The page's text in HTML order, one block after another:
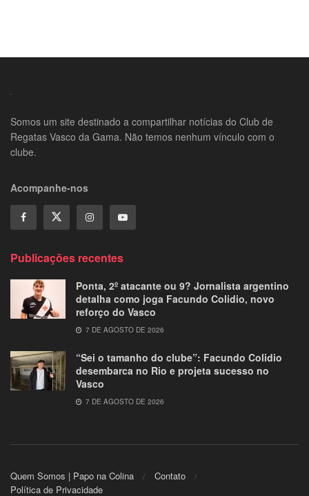
Somos um site destinado a compartilhar notícias do Club de
Regatas Vasco da Gama. Não temos nenhum vínculo com o
clube.
Acompanhe-nos
Publicações recentes
Ponta, 2º atacante ou 9? Jornalista argentino
detalha como joga Facundo Colidio, novo
reforço do Vasco
7 DE AGOSTO DE 2026
“Sei o tamanho do clube”: Facundo Colidio
desembarca no Rio e projeta sucesso no
Vasco
7 DE AGOSTO DE 2026
Quem Somos | Papo na Colina
Contato
Política de Privacidade